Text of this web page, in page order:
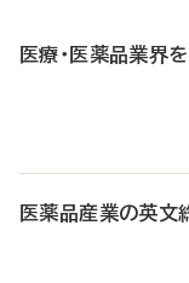
医療・医薬品業界
医薬品産業の英文